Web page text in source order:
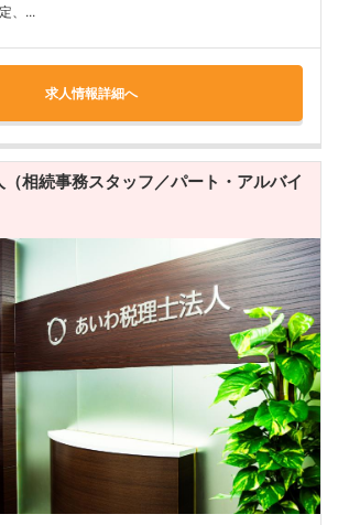
定、...
求人情報詳細へ
相続事務スタッフ／パート・アルバイ